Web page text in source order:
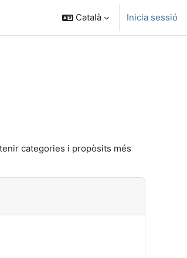
Català
Inicia sessió
categories i propòsits més